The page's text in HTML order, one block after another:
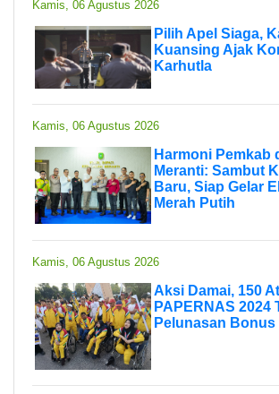
Kamis, 06 Agustus 2026
Pilih Apel Siaga,
Kuansing Ajak
Karhutla
Kamis, 06 Agustus 2026
Harmoni Pemkab
Meranti: Sambut
Baru, Siap Gelar
Merah Putih
Kamis, 06 Agustus 2026
Aksi Damai, 150
PAPERNAS 2024
Pelunasan Bonus